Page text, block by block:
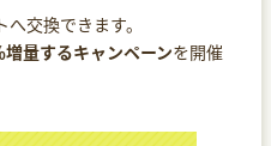
交換できます。
増量するキャンペーンを開催